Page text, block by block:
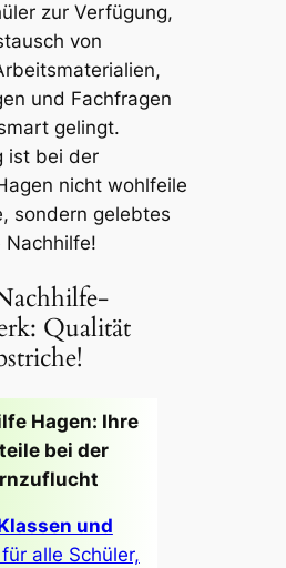
zur Verfügung,
von
und Fachfragen
gelingt.
ist bei der
nicht wohlfeile
sondern gelebtes
Nachhilfe!
Qualität
Hagen: Ihre
bei der
und
alle Schüler,